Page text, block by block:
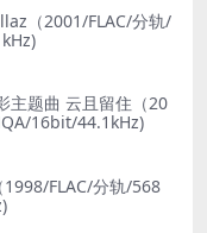
（2001/FLAC/分轨/
主题曲 云且留住（20
16bit/44.1kHz)
FLAC/分轨/568